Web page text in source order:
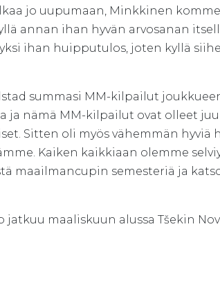
jo uupumaan, Minkkinen
annan ihan hyvän arvosanan
ihan huipputulos, joten kyllä
summasi MM-kilpailut
nämä MM-kilpailut ovat olleet
Sitten oli myös vähemmän hyviä
Kaiken kaikkiaan olemme
maailmancupin semesteriä ja
maaliskuun alussa Tšekin